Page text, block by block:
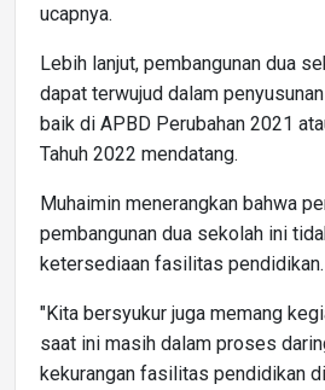
ucapnya.
Lebih lanjut, pembangunan dua
dapat terwujud dalam
baik di APBD Perubahan 2021
Tahuh 2022 mendatang.
Muhaimin menerangkan bahwa
pembangunan dua sekolah ini
ketersediaan fasilitas pendidikan.
"Kita bersyukur juga memang
saat ini masih dalam proses
kekurangan fasilitas pendidikan